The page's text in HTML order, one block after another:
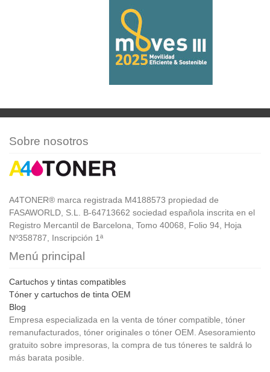
Sobre nosotros
A4TONER® marca registrada M4188573 propiedad de
FASAWORLD, S.L. B-64713662 sociedad española inscrita en el
Registro Mercantil de Barcelona, Tomo 40068, Folio 94, Hoja
Nº358787, Inscripción 1ª
Menú principal
Cartuchos y tintas compatibles
Tóner y cartuchos de tinta OEM
Blog
Empresa especializada en la venta de tóner compatible, tóner
remanufacturados, tóner originales o tóner OEM. Asesoramiento
gratuito sobre impresoras, la compra de tus tóneres te saldrá lo
más barata posible.